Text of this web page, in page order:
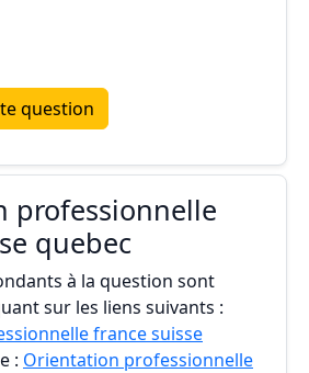
question
professionnelle
quebec
à la question sont
sur les liens suivants :
france suisse
: Orientation professionnelle